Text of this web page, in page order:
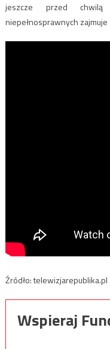
jeszcze przed
niepełnosprawnych zajmuje
Źródło: telewizjarepublika.pl
Wspieraj